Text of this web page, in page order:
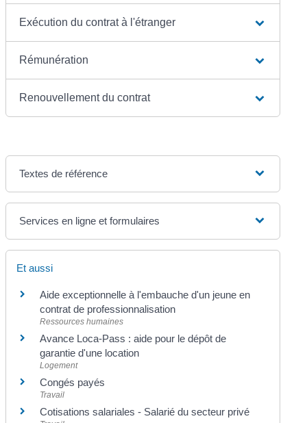
Exécution du contrat à l'étranger
Rémunération
Renouvellement du contrat
Textes de référence
Services en ligne et formulaires
Et aussi
Aide exceptionnelle à l'embauche d'un jeune en
contrat de professionnalisation
Ressources humaines
Avance Loca-Pass : aide pour le dépôt de
garantie d'une location
Logement
Congés payés
Travail
Cotisations salariales - Salarié du secteur privé